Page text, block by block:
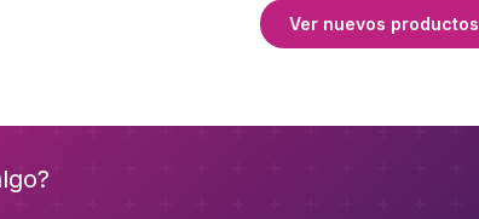
Ver nuevos productos